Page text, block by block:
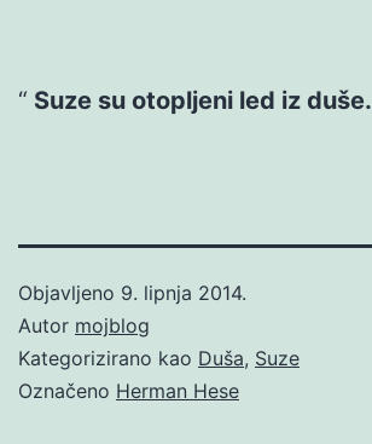
Suze su otopljeni led iz duše.
Objavljeno 9. lipnja 2014.
Autor mojblog
Kategorizirano kao Duša, Suze
Označeno Herman Hese